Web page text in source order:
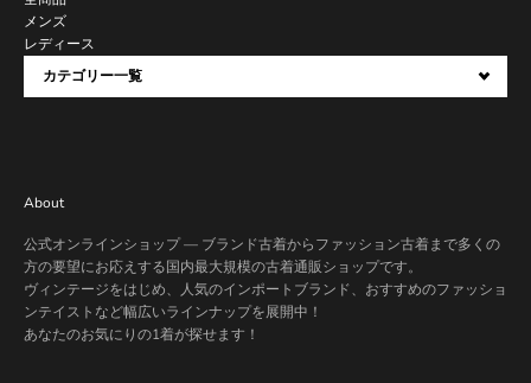
メンズ
レディース
カテゴリー一覧
About
公式オンラインショップ — ブランド古着からファッション古着まで多くの
方の要望にお応えする国内最大規模の古着通販ショップです。
ヴィンテージをはじめ、人気のインポートブランド、おすすめのファッショ
ンテイストなど幅広いラインナップを展開中！
あなたのお気にりの1着が探せます！